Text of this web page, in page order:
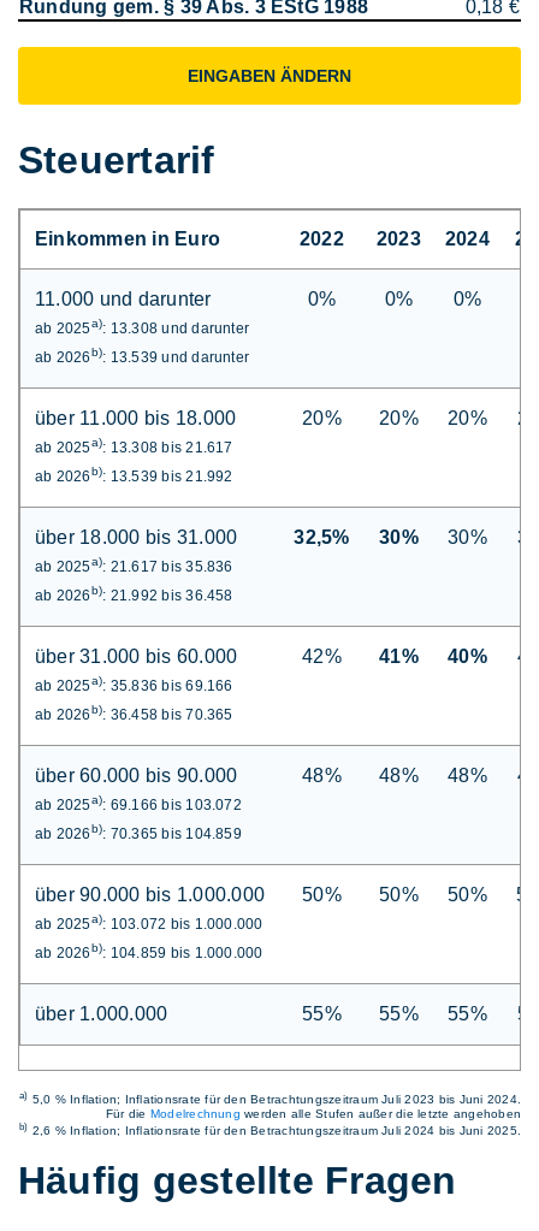
Rundung gem. § 39 Abs. 3 EStG 1988 0,18 €
EINGABEN ÄNDERN
Steuertarif
Einkommen in Euro 2022 2023 2024
11.000 und darunter
ab 2025a): 13.308 und darunter
ab 2026b): 13.539 und darunter
0% 0% 0%
über 11.000 bis 18.000
ab 2025a): 13.308 bis 21.617
ab 2026b): 13.539 bis 21.992
20% 20% 20%
über 18.000 bis 31.000
ab 2025a): 21.617 bis 35.836
ab 2026b): 21.992 bis 36.458
32,5% 30% 30%
über 31.000 bis 60.000
ab 2025a): 35.836 bis 69.166
ab 2026b): 36.458 bis 70.365
42% 41% 40%
über 60.000 bis 90.000
ab 2025a): 69.166 bis 103.072
ab 2026b): 70.365 bis 104.859
48% 48% 48%
über 90.000 bis 1.000.000
ab 2025a): 103.072 bis 1.000.000
ab 2026b): 104.859 bis 1.000.000
50% 50% 50%
über 1.000.000 55% 55% 55%
a) 5,0 % Inflation; Inflationsrate für den Betrachtungszeitraum Juli 2023 bis Juni 2024.
Für die Modelrechnung werden alle Stufen außer die letzte angehoben
b) 2,6 % Inflation; Inflationsrate für den Betrachtungszeitraum Juli 2024 bis Juni 2025.
Häufig gestellte Fragen